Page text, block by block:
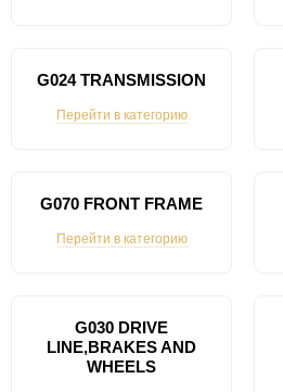
G024 TRANSMISSION
Перейти в категорию
G070 FRONT FRAME
Перейти в категорию
G030 DRIVE
LINE,BRAKES AND
WHEELS